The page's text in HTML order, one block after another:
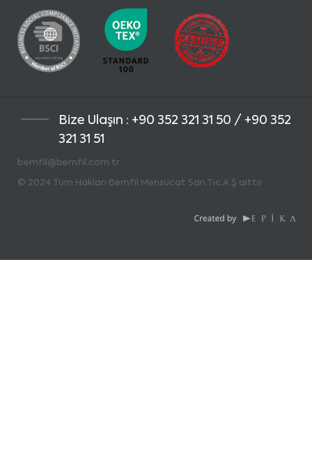
Bize Ulaşın : +90 352 321 31 50 / +90 352
321 31 51
bemfil@bemfil.com.tr
© 2024 Tüm Hakları Bemfil Mensucat San.Tic.A.Ş aittir